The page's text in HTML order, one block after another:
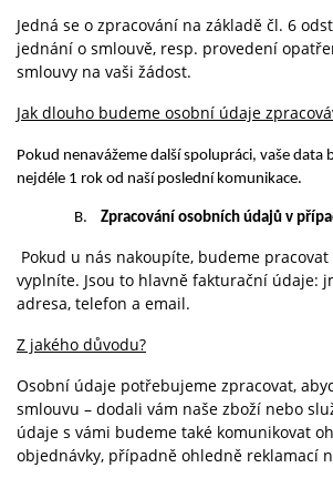
Jedná se o zpracování na základě čl. 6
jednání o smlouvě, resp. provedení
smlouvy na vaši žádost.
Jak dlouho budeme osobní údaje
Pokud nenavážeme další spolupráci, vaše data
nejdéle 1 rok od naší poslední komunikace.
B. Zpracování osobních údajů v
Pokud u nás nakoupíte, budeme
vyplníte. Jsou to hlavně fakturační údaje:
adresa, telefon a email.
Z jakého důvodu?
Osobní údaje potřebujeme zpracovat,
smlouvu – dodali vám naše zboží nebo
údaje s vámi budeme také komunikovat
objednávky, případně ohledně reklamací